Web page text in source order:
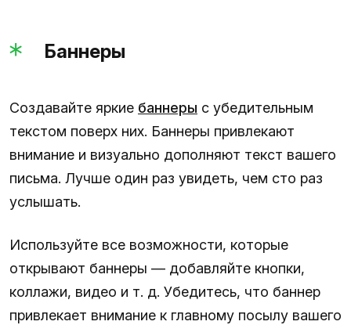
Баннеры
Создавайте яркие баннеры с убедительным
текстом поверх них. Баннеры привлекают
внимание и визуально дополняют текст вашего
письма. Лучше один раз увидеть, чем сто раз
услышать.
Используйте все возможности, которые
открывают баннеры — добавляйте кнопки,
коллажи, видео и т. д. Убедитесь, что баннер
привлекает внимание к главному посылу вашего